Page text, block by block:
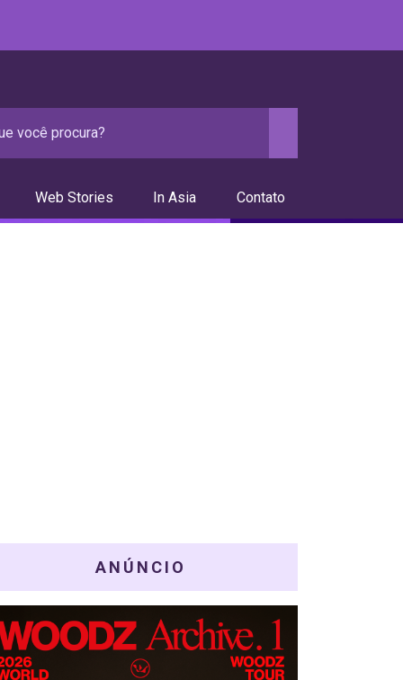
Web Stories In Asia Contato
ANÚNCIO